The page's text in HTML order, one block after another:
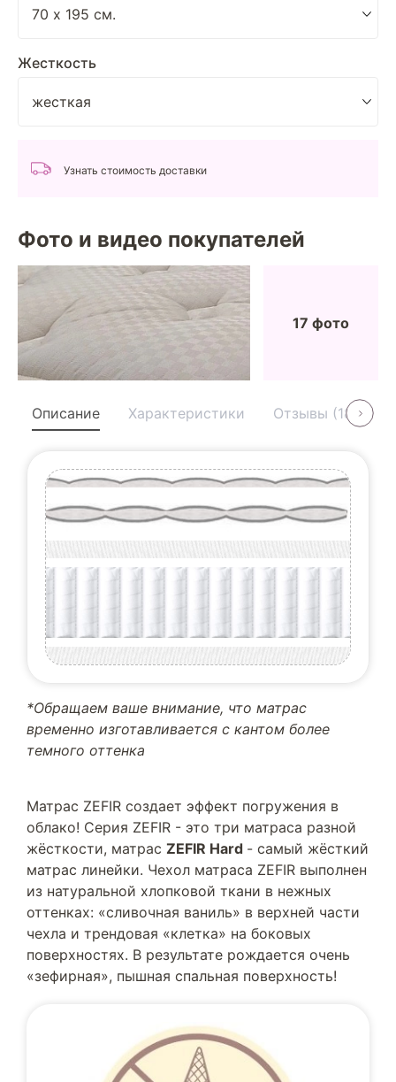
Жесткость
Узнать стоимость доставки
Фото и видео покупателей
17 фото
Описание Характеристики Отзывы (18)
*Обращаем ваше внимание, что матрас
временно изготавливается с кантом более
темного оттенка
Матрас ZEFIR создает эффект погружения в
облако! Серия ZEFIR - это три матраса разной
жёсткости, матрас ZEFIR Hard - самый жёсткий
матрас линейки. Чехол матраса ZEFIR выполнен
из натуральной хлопковой ткани в нежных
оттенках: «сливочная ваниль» в верхней части
чехла и трендовая «клетка» на боковых
поверхностях. В результате рождается очень
«зефирная», пышная спальная поверхность!